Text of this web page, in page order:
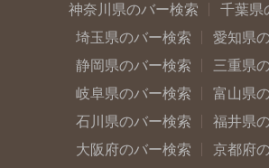
神奈川県のバー検索
千葉県
埼玉県のバー検索
愛知県
静岡県のバー検索
三重県
岐阜県のバー検索
富山県
石川県のバー検索
福井県
大阪府のバー検索
京都府